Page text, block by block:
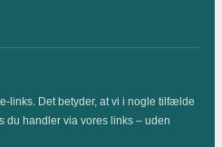
links. Det betyder, at vi i nogle tilfælde
du handler via vores links – uden